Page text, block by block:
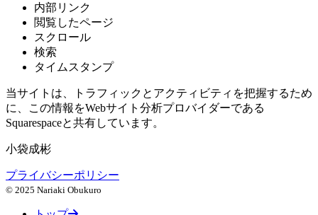
内部リンク
閲覧したページ
スクロール
検索
タイムスタンプ
当サイトは、トラフィックとアクティビティを把握するため
に、この情報をWebサイト分析プロバイダーである
Squarespaceと共有しています。
小袋成彬
プライバシーポリシー
© 2025 Nariaki Obukuro